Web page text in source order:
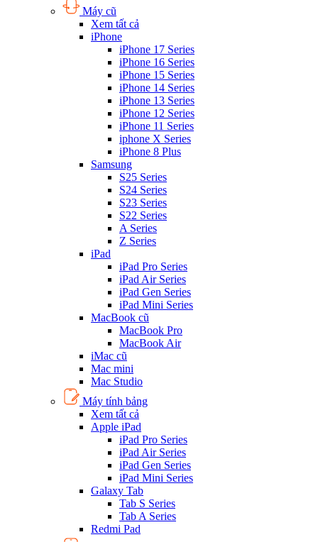
Máy cũ
Xem tất cả
iPhone
iPhone 17 Series
iPhone 16 Series
iPhone 15 Series
iPhone 14 Series
iPhone 13 Series
iPhone 12 Series
iPhone 11 Series
iphone X Series
iPhone 8 Plus
Samsung
S25 Series
S24 Series
S23 Series
S22 Series
A Series
Z Series
iPad
iPad Pro Series
iPad Air Series
iPad Gen Series
iPad Mini Series
MacBook cũ
MacBook Pro
MacBook Air
iMac cũ
Mac mini
Mac Studio
Máy tính bảng
Xem tất cả
Apple iPad
iPad Pro Series
iPad Air Series
iPad Gen Series
iPad Mini Series
Galaxy Tab
Tab S Series
Tab A Series
Redmi Pad